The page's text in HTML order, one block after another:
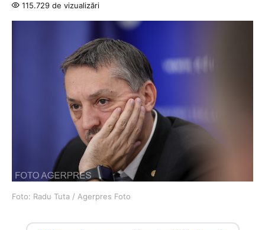
115.729 de vizualizări
Foto: Radu Tuta / Agerpres Foto